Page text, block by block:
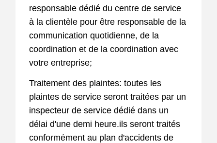
responsable dédié du centre de service
à la clientèle pour être responsable de la
communication quotidienne, de la
coordination et de la coordination avec
votre entreprise;
Traitement des plaintes: toutes les
plaintes de service seront traitées par un
inspecteur de service dédié dans un
délai d'une demi heure.ils seront traités
conformément au plan d'accidents de